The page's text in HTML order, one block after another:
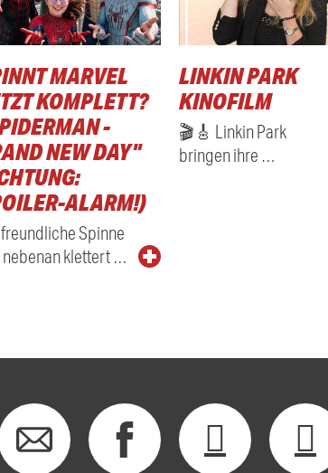
MARVEL
KOMPLETT?
-
NEW DAY"
ALARM!)
Spinne
nebenan klettert …
LINKIN PARK
KINOFILM
🎬🎸 Linkin Park
bringen ihre …